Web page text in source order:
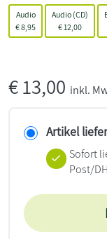
Audio
€8,95
Audio (CD)
€ 12,00
€13,00 inkl.
Artikel
Sofort
Post/